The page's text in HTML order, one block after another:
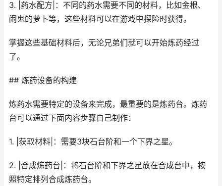
3. |药水配方|：不同的药水需要不同的材料，比如金根、
闹鬼的萝卜等，这些材料可以在游戏中探险时获得。
掌握这些基础材料后，无论兄弟们就可以开始炼药经过
了。
## 炼药设备的构建
炼药水需要特定的设备来完成，最重要的是炼药台。炼药
台可以通过下面内容步骤自己制作：
1. |获取材料|：需要3块石台阶和一个下界之星。
2. |合成炼药台|：将石台阶和下界之星放在合成台中，按
照特定排列合成炼药台。